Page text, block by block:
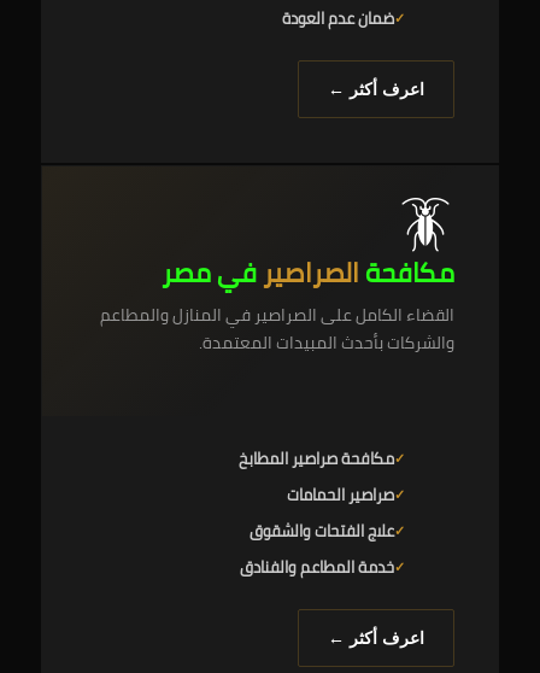
ضمان عدم العودة
اعرف أكثر ←
🪳
مكافحةالصراصيرفي مصر
القضاء الكامل على الصراصير في المنازل والمطاعم
والشركات بأحدث المبيدات المعتمدة.
مكافحة صراصير المطابخ
صراصير الحمامات
علاج الفتحات والشقوق
خدمة المطاعم والفنادق
اعرف أكثر ←